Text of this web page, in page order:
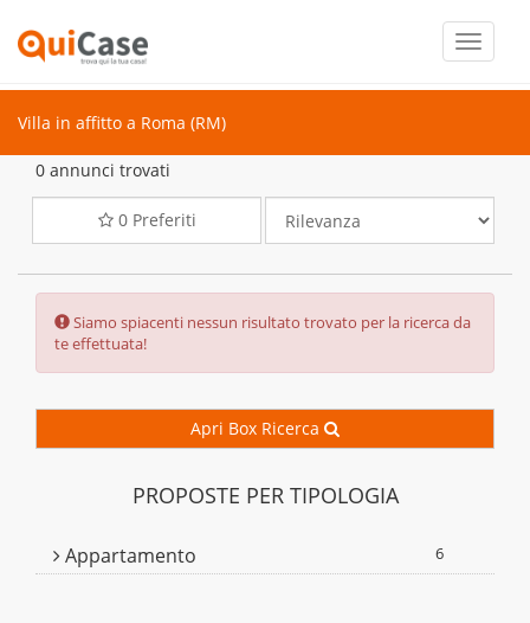
Toggle
Villa in affitto a Roma (RM)
0 annunci trovati
0Preferiti
Error:
Siamo spiacenti nessun risultato trovato per la ricerca da
te effettuata!
Apri Box Ricerca
PROPOSTE PER TIPOLOGIA
Appartamento 6